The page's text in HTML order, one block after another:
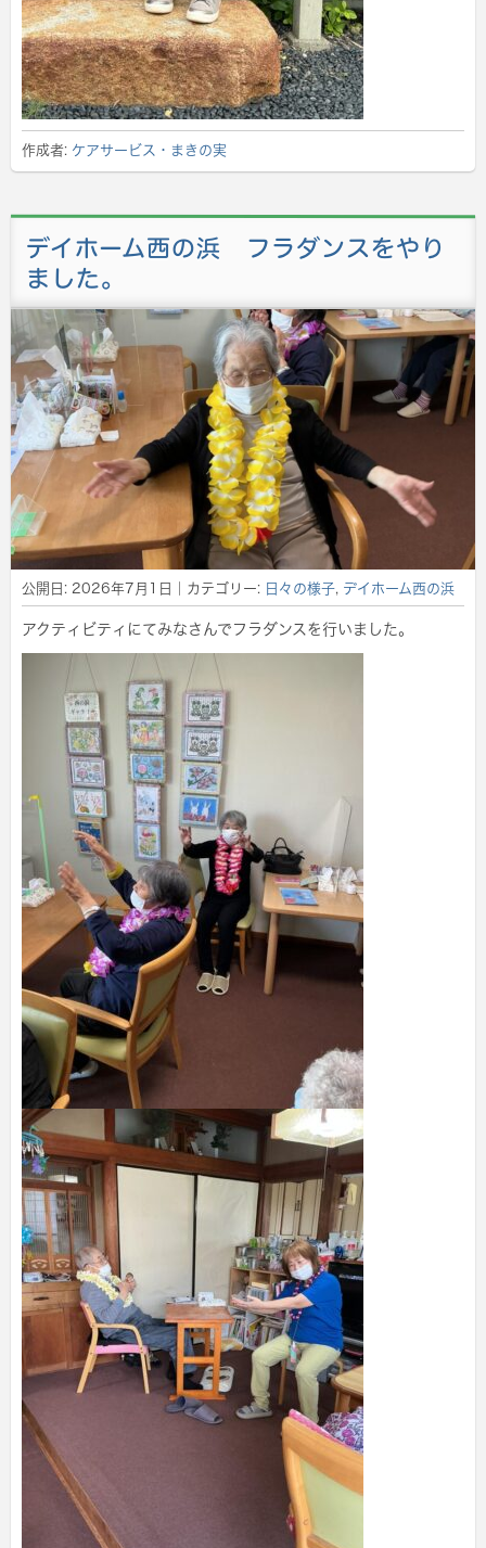
作成者: ケアサービス・まきの実
デイホーム西の浜 フラダンスをやり
ました。
公開日: 2026年7月1日 ｜カテゴリー: 日々の様子, デイホーム西の浜
アクティビティにてみなさんでフラダンスを行いました。